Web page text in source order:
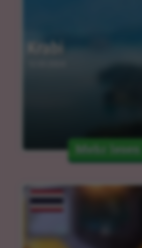
Krabi
Mehr lesen